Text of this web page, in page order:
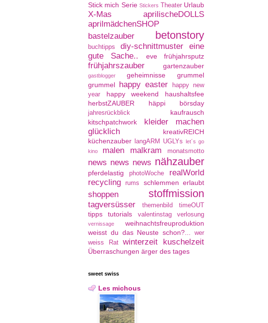
Stick mich Serie Stickers Theater Urlaub
X-Mas
aprilischeDOLLS
aprilmädchenSHOP
bastelzauber
betonstory
buchtipps diy-schnittmuster
eine
gute Sache..
eve frühjahrsputz
frühjahrszauber gartenzauber
gastblogger geheimnisse
grummel
grummel happy easter
happy new
year
happy weekend
haushaltsfee
herbstZAUBER
häppi börsday
jahresrückblick
kaufrausch
kitschpatchwork
kleider machen
glücklich
kreativREICH
küchenzauber
langARM UGLYs let´s go
kino
malen malkram monatsmotto
news news news nähzauber
pferdelastig photoWoche
realWorld
recycling
rums schlemmen erlaubt
shoppen stoffmission
tagversüsser themenbild timeOUT
tipps tutorials valentinstag verlosung
vernissage
weihnachtsfreuproduktion
weisst du das Neuste schon?...
wer
weiss Rat
winterzeit kuschelzeit
Überraschungen ärger des tages
sweet swiss
Les michous